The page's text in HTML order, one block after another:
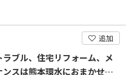
追加
ラブル、住宅リフォーム、メ
ンスは熊本環水におまかせく